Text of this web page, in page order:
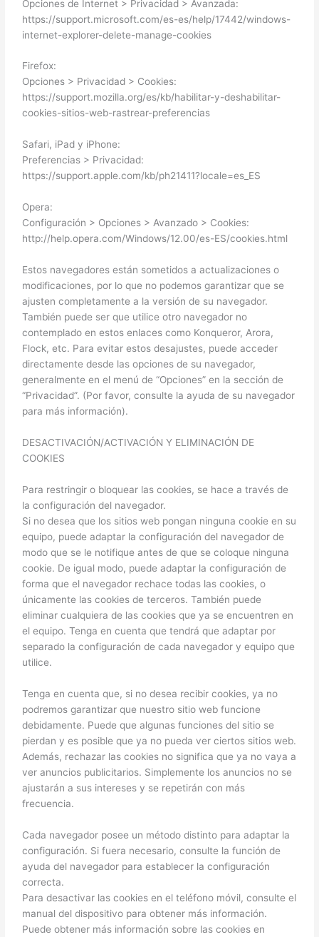
Opciones de Internet > Privacidad > Avanzada:
https://support.microsoft.com/es-es/help/17442/windows-
internet-explorer-delete-manage-cookies
Firefox:
Opciones > Privacidad > Cookies:
https://support.mozilla.org/es/kb/habilitar-y-deshabilitar-
cookies-sitios-web-rastrear-preferencias
Safari, iPad y iPhone:
Preferencias > Privacidad:
https://support.apple.com/kb/ph21411?locale=es_ES
Opera:
Configuración > Opciones > Avanzado > Cookies:
http://help.opera.com/Windows/12.00/es-ES/cookies.html
Estos navegadores están sometidos a actualizaciones o
modificaciones, por lo que no podemos garantizar que se
ajusten completamente a la versión de su navegador.
También puede ser que utilice otro navegador no
contemplado en estos enlaces como Konqueror, Arora,
Flock, etc. Para evitar estos desajustes, puede acceder
directamente desde las opciones de su navegador,
generalmente en el menú de “Opciones” en la sección de
“Privacidad”. (Por favor, consulte la ayuda de su navegador
para más información).
DESACTIVACIÓN/ACTIVACIÓN Y ELIMINACIÓN DE
COOKIES
Para restringir o bloquear las cookies, se hace a través de
la configuración del navegador.
Si no desea que los sitios web pongan ninguna cookie en su
equipo, puede adaptar la configuración del navegador de
modo que se le notifique antes de que se coloque ninguna
cookie. De igual modo, puede adaptar la configuración de
forma que el navegador rechace todas las cookies, o
únicamente las cookies de terceros. También puede
eliminar cualquiera de las cookies que ya se encuentren en
el equipo. Tenga en cuenta que tendrá que adaptar por
separado la configuración de cada navegador y equipo que
utilice.
Tenga en cuenta que, si no desea recibir cookies, ya no
podremos garantizar que nuestro sitio web funcione
debidamente. Puede que algunas funciones del sitio se
pierdan y es posible que ya no pueda ver ciertos sitios web.
Además, rechazar las cookies no significa que ya no vaya a
ver anuncios publicitarios. Simplemente los anuncios no se
ajustarán a sus intereses y se repetirán con más
frecuencia.
Cada navegador posee un método distinto para adaptar la
configuración. Si fuera necesario, consulte la función de
ayuda del navegador para establecer la configuración
correcta.
Para desactivar las cookies en el teléfono móvil, consulte el
manual del dispositivo para obtener más información.
Puede obtener más información sobre las cookies en